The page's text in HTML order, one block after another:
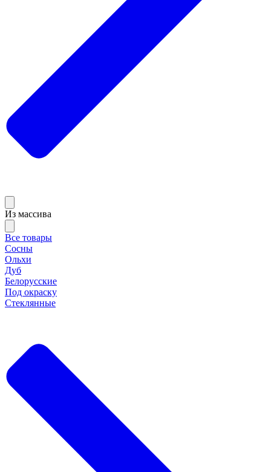
Из массива
Все товары
Сосны
Ольхи
Дуб
Белорусские
Под окраску
Стеклянные